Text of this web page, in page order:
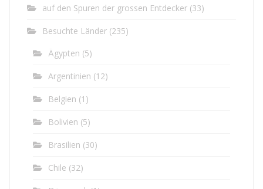
auf den Spuren der grossen Entdecker (33)
Besuchte Länder (235)
Ägypten (5)
Argentinien (12)
Belgien (1)
Bolivien (5)
Brasilien (30)
Chile (32)